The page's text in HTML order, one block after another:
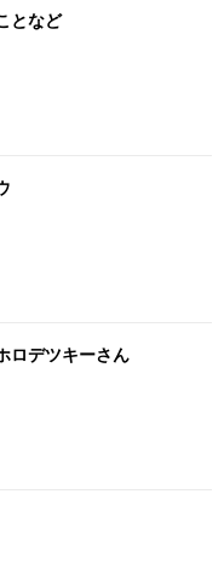
となど
ロデツキーさん